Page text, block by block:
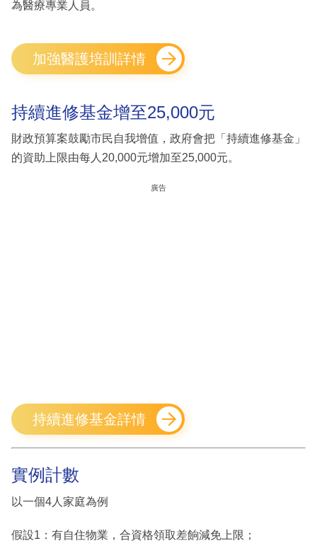
為醫療專業人員。
加強醫護培訓詳情
持續進修基金增至25,000元
財政預算案鼓勵市民自我增值，政府會把「持續進修基金」
的資助上限由每人20,000元增加至25,000元。
廣告
持續進修基金詳情
實例計數
以一個4人家庭為例
假設1：有自住物業，合資格領取差餉減免上限；